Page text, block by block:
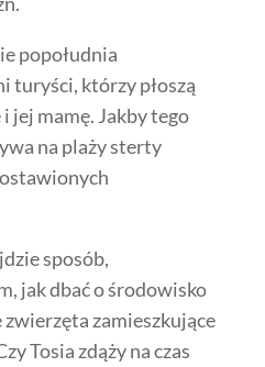
popołudnia
turyści, którzy płoszą
jej mamę. Jakby tego
na plaży sterty
sposób,
jak dbać o środowisko
zamieszkujące
Tosia zdąży na czas